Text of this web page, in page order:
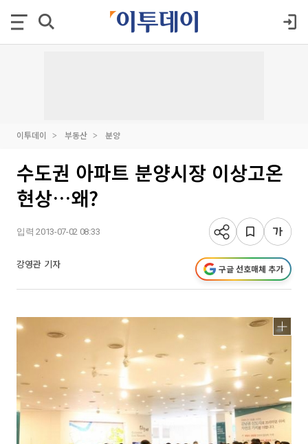
이투데이 부동산 분양
수도권 아파트 분양시장 이상고온
현상…왜?
입력 2013-07-02 08:33
강영관 기자 구글 선호매체 추가